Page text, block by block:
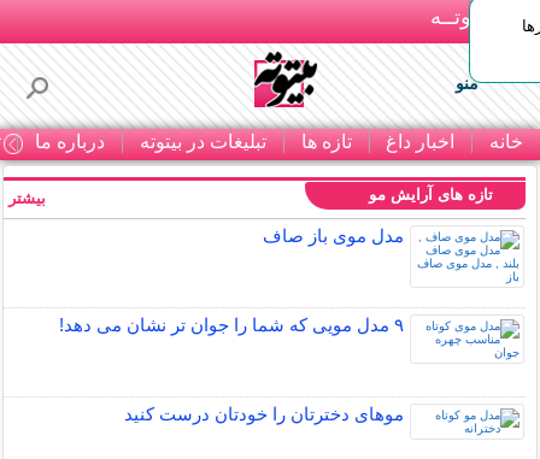
بـیتوتــه
منو
خانه اخبار داغ تازه ها تبلیغات در بیتوته درباره ما
تازه های آرایش مو
مدل موی باز صاف
۹ مدل مویی که شما را جوان تر نشان می دهد!
موهای دخترتان را خودتان درست کنید
بیشتر